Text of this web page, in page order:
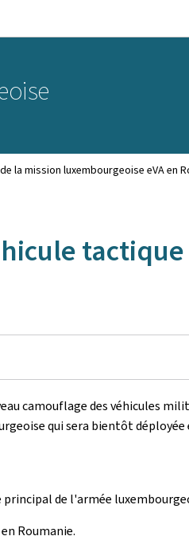
la mission luxembourgeoise eVA en
tactique
camouflage des véhicules
qui sera bientôt déployée
de l'armée
Roumanie.